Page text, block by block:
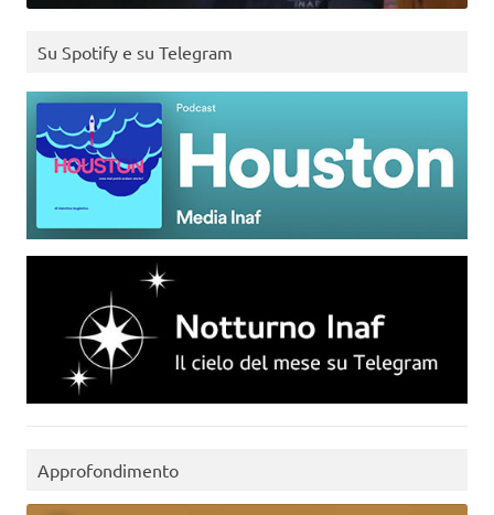
Su Spotify e su Telegram
Approfondimento